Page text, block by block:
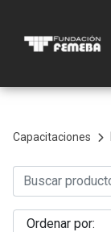
Capacitaciones